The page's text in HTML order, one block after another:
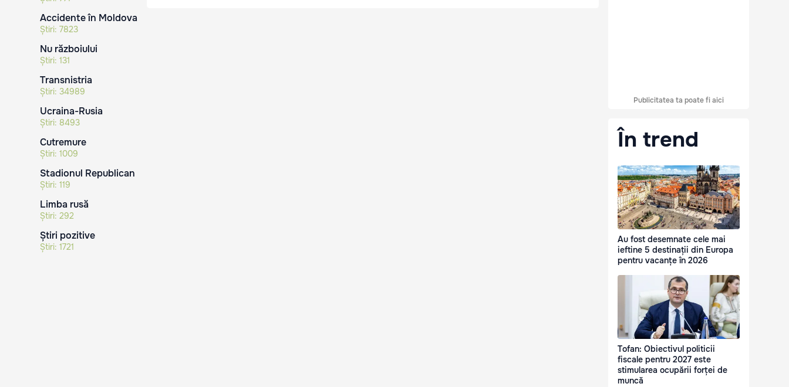
Accidente în Moldova
Știri: 7823
Nu războiului
Știri: 131
Transnistria
Știri: 34989
Ucraina-Rusia
Știri: 8493
Cutremure
Știri: 1009
Stadionul Republican
Știri: 119
Limba rusă
Știri: 292
Știri pozitive
Știri: 1721
Publicitatea ta poate fi aici
În trend
Au fost desemnate cele mai
ieftine 5 destinații din Europa
pentru vacanțe în 2026
Tofan: Obiectivul politicii
fiscale pentru 2027 este
stimularea ocupării forței de
muncă